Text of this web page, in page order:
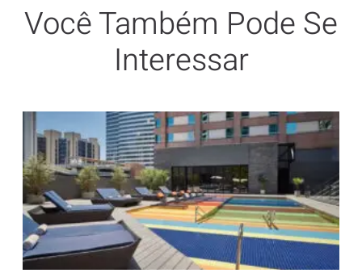
Você Também Pode Se
Interessar